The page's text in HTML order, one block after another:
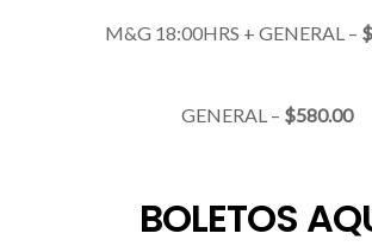
M&G 18:00HRS + GENERAL –
GENERAL – $580.00
BOLETOS